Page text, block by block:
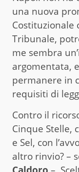
una nuova
Costituzionale
Tribunale,
me sembra
argomentata,
permanere in
requisiti di
Contro il
Cinque Stelle,
e Sel, con
altro rinvio? –